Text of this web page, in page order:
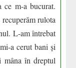
ce m-a bucurat.
rulota
L-am întrebat
a cerut bani și
mâna în dreptul